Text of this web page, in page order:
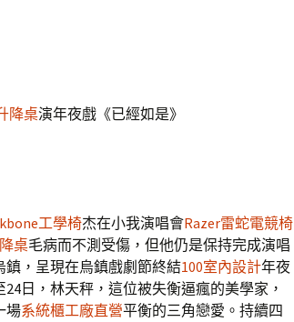
降桌演年夜戲《已經如是》
工學椅杰在小我演唱會Razer雷蛇電競椅
桌毛病而不測受傷，但他仍是保持完成演唱
，呈現在烏鎮戲劇節終結100室內設計年夜
日，林天秤，這位被失衡逼瘋的美學家，
場系統櫃工廠直營平衡的三角戀愛。持續四